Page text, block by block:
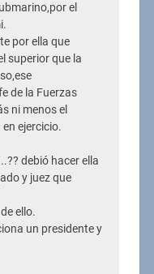
el
por ella que
superior que la
de la Fuerzas
ni menos el
ejercicio.
debió hacer ella
y juez que
ello.
un presidente y